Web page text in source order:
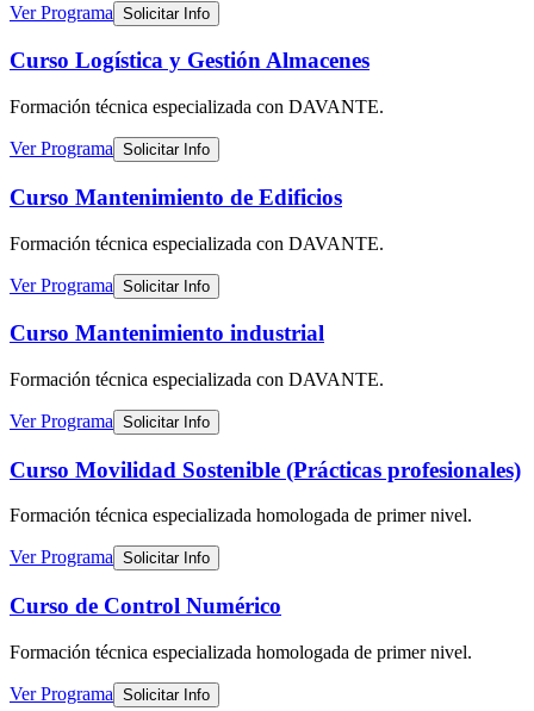
Ver Programa Solicitar Info
Curso Logística y Gestión Almacenes
Formación técnica especializada con DAVANTE.
Ver Programa Solicitar Info
Curso Mantenimiento de Edificios
Formación técnica especializada con DAVANTE.
Ver Programa Solicitar Info
Curso Mantenimiento industrial
Formación técnica especializada con DAVANTE.
Ver Programa Solicitar Info
Curso Movilidad Sostenible (Prácticas profesionales)
Formación técnica especializada homologada de primer nivel.
Ver Programa Solicitar Info
Curso de Control Numérico
Formación técnica especializada homologada de primer nivel.
Ver Programa Solicitar Info